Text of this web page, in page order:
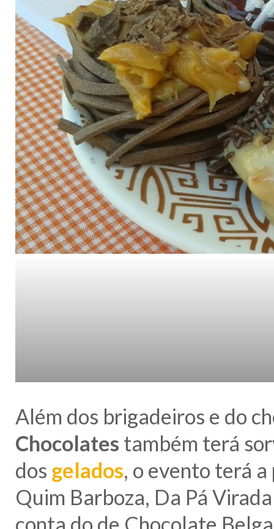
Além dos brigadeiros e do
Chocolates também terá
dos gelados, o evento terá
Quim Barboza, Da Pá